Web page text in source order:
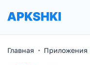
Главная Приложения